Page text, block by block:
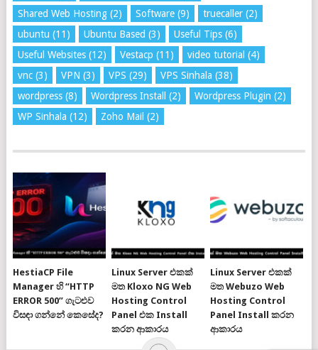
Shared Web Hosting(2) Software(9) truecaller(2)
ubuntu (11) Ubuntu Based (3) Useful Tips(6)
Useful Websites(12) Vestacp (11) video tutorial (4)
vnc(3) VPN (3) VPS (29) VPS Sinhala (38)
wordpress(8) Wordpress Install (2) Wordpress Plugin (2)
WP Sinhala (12) Zoho Mail (2)
HestiaCP File
Manager හි “HTTP
ERROR 500” ගැටළුව
විසඳා ගන්නේ කෙසේද?
Linux Server එකක්
මත Kloxo NG Web
Hosting Control
Panel එක Install
කරන ආකාරය
Linux Server එකක්
මත Webuzo Web
Hosting Control
Panel Install කරන
ආකාරය